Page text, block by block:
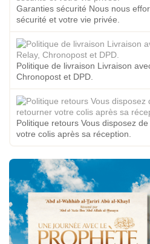
Garanties sécurité Nous nous
sécurité et votre vie privée.
Politique de livraison Livraison
Chronopost et DPD.
Politique retours Vous disposez
votre colis après sa réception.